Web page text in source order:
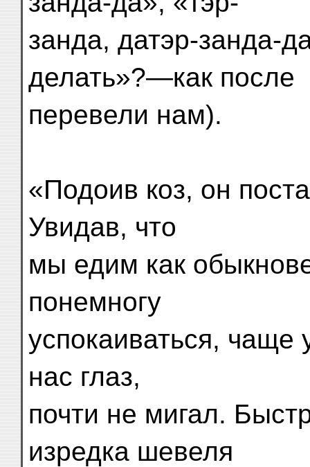
занда, датэр-занда-
делать»?—как после
перевели нам).
«Подоив коз, он
Увидав, что
мы едим как
понемногу
успокаиваться, чаще
нас глаз,
почти не мигал.
изредка шевеля